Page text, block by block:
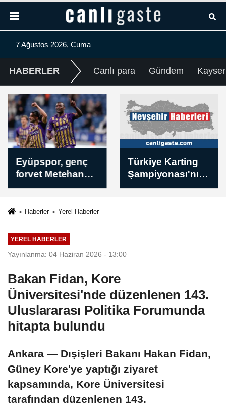
7 Ağustos 2026, Cuma
HABERLER Canlı para Gündem
Eyüpspor, genç
forvet Metehan
Altunbaş'a veda
Türkiye Karting
Şampiyonası'nın
dördüncü ayağı,
Haberler Yerel Haberler
YEREL HABERLER
Yayınlanma: 04 Haziran 2026 - 13:00
Bakan Fidan, Kore
Üniversitesi'nde düzenlenen 143.
Uluslararası Politika Forumunda
hitapta bulundu
Ankara — Dışişleri Bakanı Hakan Fidan,
Güney Kore'ye yaptığı ziyaret
kapsamında, Kore Üniversitesi
tarafından düzenlenen 143.